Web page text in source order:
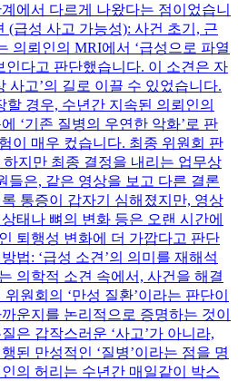
에서 다르게 나왔다는 점이었습니
(급성 사고 가능성): 사건 초기, 근
의뢰인의 MRI에서 ‘급성으로 파열
인다고 판단했습니다. 이 소견은 자
사고’의 길로 이끌 수 있었습니다.
할 경우, 수년간 지속된 의뢰인의
‘기존 질병의 우연한 악화’로 판
이 매우 컸습니다. 최종 위원회 판
지만 최종 결정을 내리는 업무상
들은, 같은 영상을 보고 다른 결론
통증이 갑자기 심해졌지만, 영상
태나 뼈의 변화 등은 오랜 시간에
퇴행성 변화에 더 가깝다고 판단
법: ‘급성 소견’의 의미를 재해석
의학적 소견 속에서, 사건을 해결
원회의 ‘만성 질환’이라는 판단이
운지를 논리적으로 증명하는 것이
은 갑작스러운 ‘사고’가 아니라,
된 만성적인 ‘질병’이라는 점을 명
의 허리는 수년간 매일같이 박스